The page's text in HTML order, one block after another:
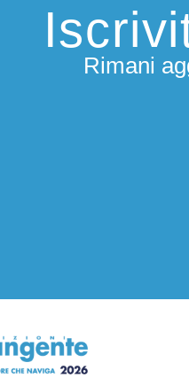
Rimani